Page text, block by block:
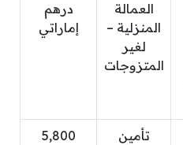
العمالة
المنزلية –
لغير
المتزوجات
درهم
إماراتي
تأمين
5,800